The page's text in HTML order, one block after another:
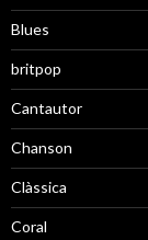
Blues
britpop
Cantautor
Chanson
Clàssica
Coral